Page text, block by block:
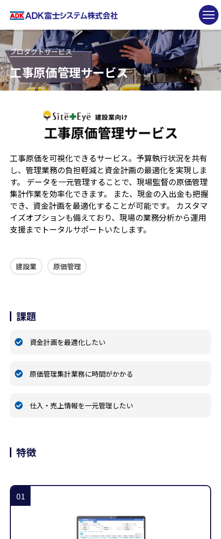
プロダクトサービス
工事原価管理サービス
工事原価を可視化できるサービス。予算執行状況を共有
し、管理業務の負担軽減と資金計画の最適化を実現しま
す。 データを一元管理することで、現場監督の原価管理
集計作業を効率化できます。 また、現金の入出金も把握
でき、資金計画を最適化することが可能です。 カスタマ
イズオプションも備えており、現場の業務分析から運用
支援までトータルサポートいたします。
建設業 原価管理
課題
資金計画を最適化したい
原価管理集計業務に時間がかかる
仕入・売上情報を一元管理したい
特徴
01